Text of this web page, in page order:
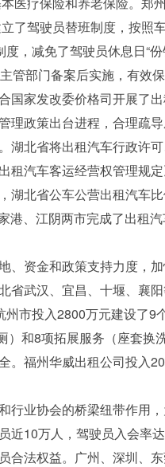
了驾驶员替班制度，按照
，减免了驾驶员休息日“
部门备案后实施，有效保
国家发改委价格司开展了
政策出台进程，合理疏
北省将出租汽车行政许
汽车客运经营权管理规
北省公车公营出租汽车
、江阴两市完成了出租
、资金和政策支持力度，
武汉、宜昌、十堰、襄
市投入2800万元建设了
和8项拓展服务（座套换
福州华威出租公司投入
行业协会的桥梁纽带作用
10万人，驾驶员入会率
法权益。广州、深圳、